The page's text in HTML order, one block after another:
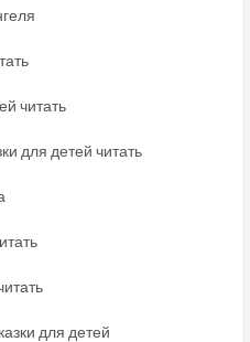
читать
для детей читать
для детей